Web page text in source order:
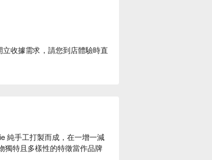
收據需求，請您到店體驗時直
純手工打製而成，在一增一減
獨特且多樣性的特徵當作品牌